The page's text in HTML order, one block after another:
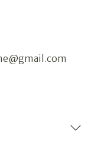
gmail.com